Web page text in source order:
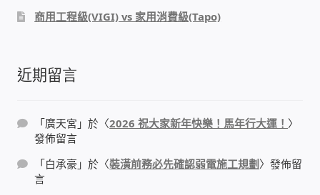
DAS 直連式附加存儲
WIFI Wi-Fi 無線熱點 無線網路
網路硬體設備
商用工程級(VIGI) vs 家用消費級(Tapo)
近期留言
「廣天宮 」於〈2026 祝大家新年快樂！馬年行大運！ 〉
發佈留言
「白承豪 」於〈裝潢前務必先確認弱電施工規劃〉發佈留
言